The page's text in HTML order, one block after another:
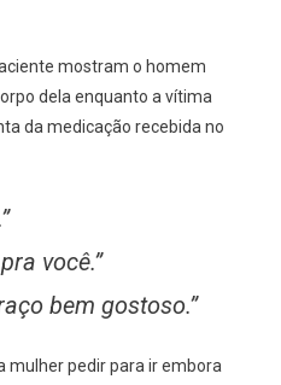
mostram o homem
dela enquanto a vítima
da medicação recebida no
você.”
bem gostoso.”
mulher pedir para ir embora